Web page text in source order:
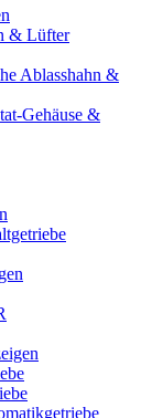
& Lüfter
Ablasshahn &
Gehäuse &